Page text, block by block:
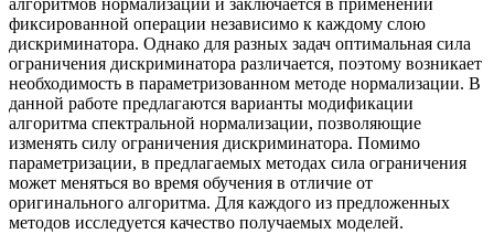
алгоритмов нормализации и заключается в применении
фиксированной операции независимо к каждому слою
дискриминатора. Однако для разных задач оптимальная сила
ограничения дискриминатора различается, поэтому возникает
необходимость в параметризованном методе нормализации. В
данной работе предлагаются варианты модификации
алгоритма спектральной нормализации, позволяющие
изменять силу ограничения дискриминатора. Помимо
параметризации, в предлагаемых методах сила ограничения
может меняться во время обучения в отличие от
оригинального алгоритма. Для каждого из предложенных
методов исследуется качество получаемых моделей.